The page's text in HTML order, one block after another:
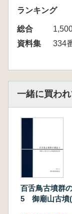
の謎に迫る」
ランキング
総合
資料集
334
一緒に買わ
百舌鳥古墳群
5 御廟山古墳